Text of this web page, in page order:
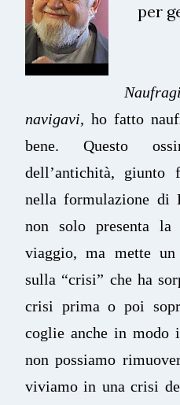
per
navigavi, ho fatto
bene. Questo
dell’antichità,
nella formulazione di
non solo presenta
viaggio, ma mette
sulla “crisi” che ha
crisi prima o poi
coglie anche in modo
non possiamo
viviamo in una crisi